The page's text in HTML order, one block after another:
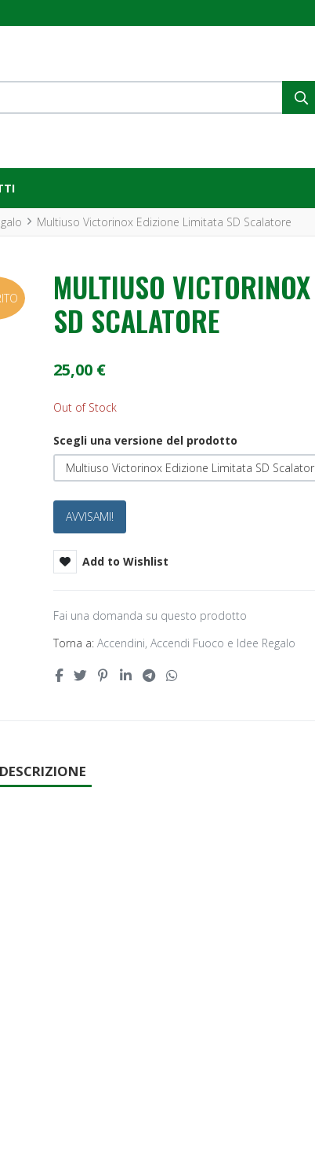
Multiuso Victorinox Edizione Limitata SD Scalatore
MULTIUSO
SD SCALATORE
25,00 €
Out of Stock
Scegli una versione del prodotto
Multiuso Victorinox Edizione Limitata SD
AVVISAMI!
Add to Wishlist
Fai una domanda su questo prodotto
Torna a: Accendini, Accendi Fuoco e Idee Regalo
DESCRIZIONE